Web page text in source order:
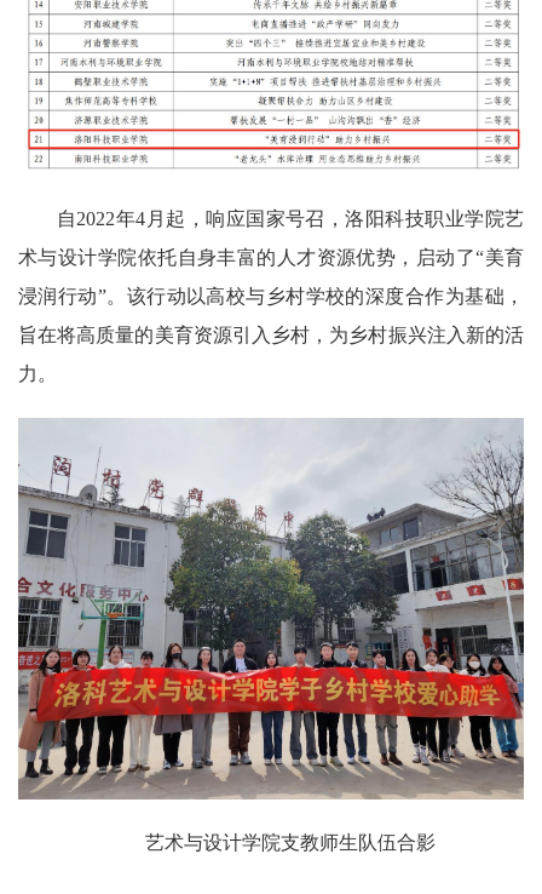
自2022年4月起，响应国家号召，洛阳科技职业学院艺
术与设计学院依托自身丰富的人才资源优势，启动了“美育
浸润行动”。该行动以高校与乡村学校的深度合作为基础，
旨在将高质量的美育资源引入乡村，为乡村振兴注入新的活
力。
艺术与设计学院支教师生队伍合影